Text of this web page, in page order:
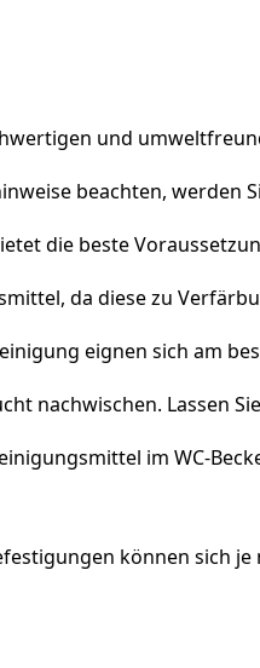
und
beachten, werden
die beste
da diese zu
eignen sich am
nachwischen. Lassen
im WC-
können sich